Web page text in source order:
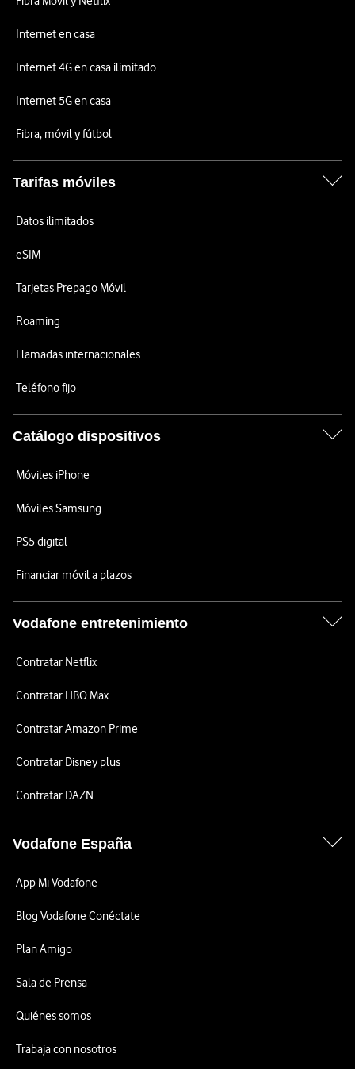
Internet en casa
Internet 4G en casa ilimitado
Internet 5G en casa
Fibra, móvil y fútbol
Tarifas móviles
Datos ilimitados
eSIM
Tarjetas Prepago Móvil
Roaming
Llamadas internacionales
Teléfono fijo
Catálogo dispositivos
Móviles iPhone
Móviles Samsung
PS5 digital
Financiar móvil a plazos
Vodafone entretenimiento
Contratar Netflix
Contratar HBO Max
Contratar Amazon Prime
Contratar Disney plus
Contratar DAZN
Vodafone España
App Mi Vodafone
Blog Vodafone Conéctate
Plan Amigo
Sala de Prensa
Quiénes somos
Trabaja con nosotros